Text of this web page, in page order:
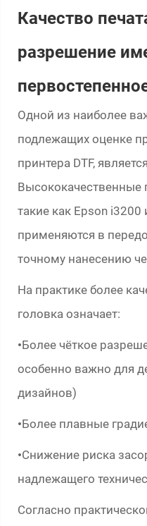
Качество
разрешение
Одной из наиболее
подлежащих оценке
принтера DTF,
Высококачественные
такие как Epson
применяются в
точному нанесению
На практике более
головка означает:
•Более чёткое
особенно важно для
дизайнов)
•Более плавные
•Снижение риска
надлежащего
Согласно